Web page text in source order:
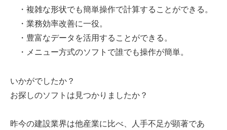
・複雑な形状でも簡単操作で計算することができる。
・業務効率改善に一役。
・豊富なデータを活用することができる。
・メニュー方式のソフトで誰でも操作が簡単。
いかがでしたか？
お探しのソフトは見つかりましたか？
昨今の建設業界は他産業に比べ、人手不足が顕著であ